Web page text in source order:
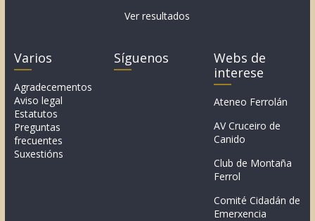
Ver resultados
Varios
Agradecementos
Aviso legal
Estatutos
Preguntas
frecuentes
Suxestións
Síguenos
Webs de
interese
Ateneo Ferrolán
AV Cruceiro de
Canido
Club de Montaña
Ferrol
Comité Cidadán de
Emerxencia